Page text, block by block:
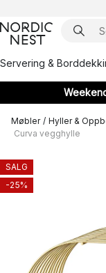
Servering &
Møbler / Hyller &
Curva vegghylle
SALG
-25%